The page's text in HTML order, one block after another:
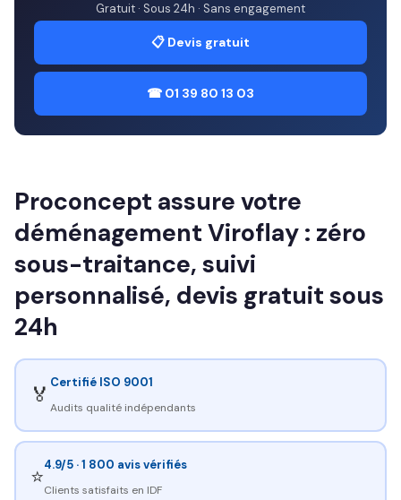
Gratuit · Sous 24h · Sans engagement
📋 Devis gratuit
☎ 01 39 80 13 03
Proconcept assure votre
déménagement Viroflay : zéro
sous-traitance, suivi
personnalisé, devis gratuit sous
24h
🏅 Certifié ISO 9001
Audits qualité indépendants
⭐4.9/5 · 1 800 avis vérifiés
Clients satisfaits en IDF